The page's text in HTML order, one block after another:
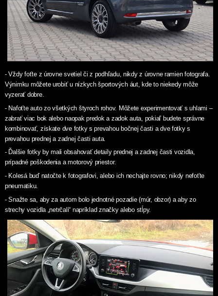
- Vždy foťte z úrovne svetiel či z podhľadu, nikdy z úrovne ramien fotografa.
Výnimku môžete urobiť u nízkych športových áut, kde to niekedy môže
vyzerať dobre.
- Nafoťte auto zo všetkých štyroch rohov. Môžete experimentovať s uhlami –
zabrať viac bok alebo naopak predok a zadok auta, pokiaľ budete správne
kombinovať, získate dve fotky s prevahou bočnej časti a dve fotky s
prevahou prednej a zadnej časti auta.
- Ďalšie fotky by mali obsahovať detaily prednej a zadnej časti vozidla,
prípadné poškodenia a motorový priestor.
- Kolesá buď natočte k fotografovi, alebo ich nechajte rovno; nikdy nefoťte
pneumatiku.
- Snažte sa, aby za autom bolo jednotné pozadie (múr, obzor) a aby zo
strechy vozidla „netrčali“ napríklad značky alebo stĺpy.